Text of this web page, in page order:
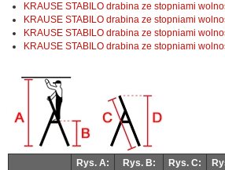
KRAUSE STABILO drabina ze stopniami
KRAUSE STABILO drabina ze stopniami
KRAUSE STABILO drabina ze stopniami
KRAUSE STABILO drabina ze stopniami
Rys. A:
Rys. B:
Rys. C: